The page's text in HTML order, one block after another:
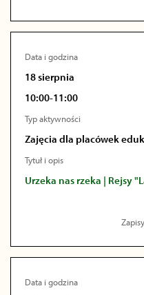
Data i godzina
18 sierpnia
10:00-11:00
Typ aktywności
Zajęcia dla placówek
Tytuł i opis
Urzeka nas rzeka | Rejsy
Data i godzina